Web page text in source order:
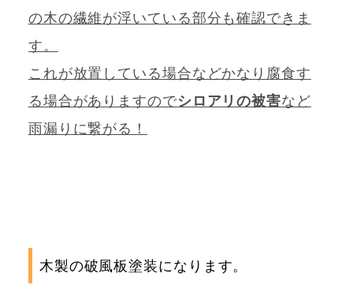
の木の繊維が浮いている部分も確認できま
す。
これが放置している場合などかなり腐食す
る場合がありますのでシロアリの被害など
雨漏りに繋がる！
木製の破風板塗装になります。